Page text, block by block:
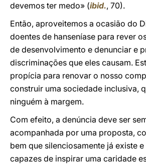
devemos ter medo» (ibid., 70).
Então, aproveitemos a ocasião do
doentes de hanseníase para rever
de desenvolvimento e denunciar e
discriminações que eles causam.
propícia para renovar o nosso
construir uma sociedade inclusiva,
ninguém à margem.
Com efeito, a denúncia deve ser
acompanhada por uma proposta,
bem que silenciosamente já existe
capazes de inspirar uma caridade